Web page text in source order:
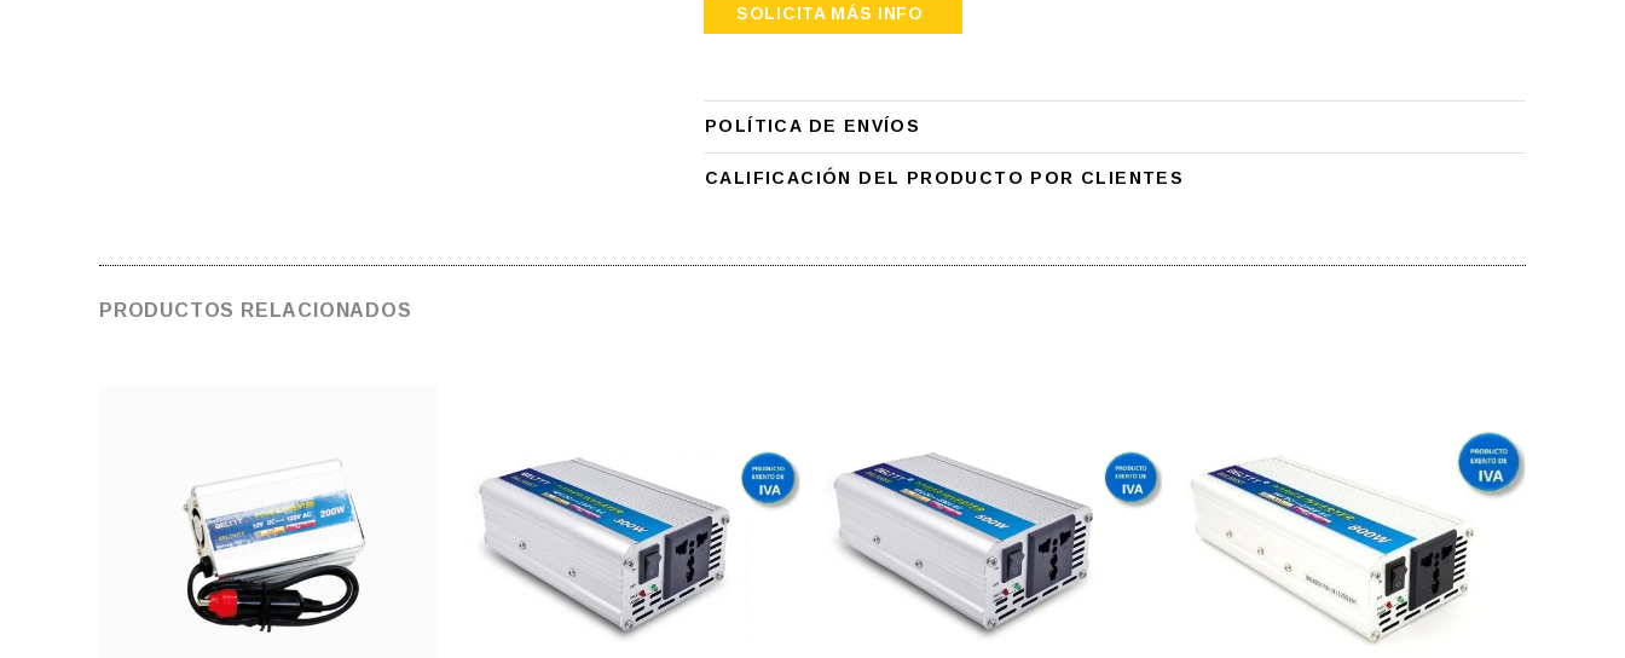
SOLICITA MÁS INFO
POLÍTICA DE ENVÍOS
CALIFICACIÓN DEL PRODUCTO POR CLIENTES
PRODUCTOS RELACIONADOS